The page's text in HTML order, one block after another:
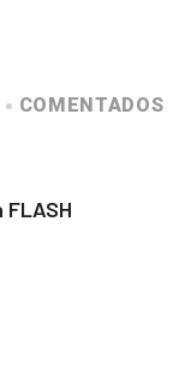
COMENTADOS